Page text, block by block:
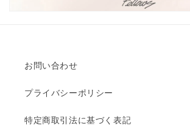
お問い合わせ
プライバシーポリシー
特定商取引法に基づく表記